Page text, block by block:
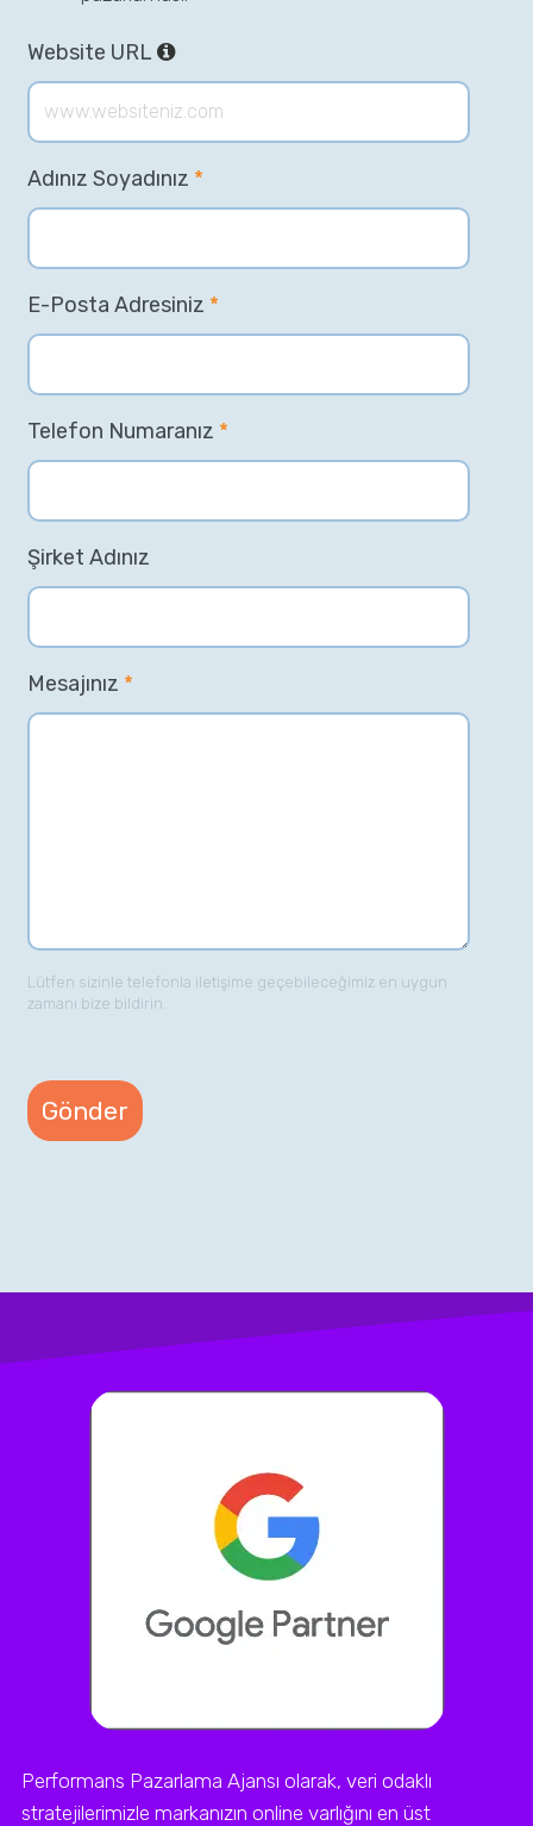
Website URL
Adınız Soyadınız *
E-Posta Adresiniz *
Telefon Numaranız *
Şirket Adınız
Mesajınız *
Lütfen sizinle telefonla iletişime geçebileceğimiz en uygun
zamanı bize bildirin.
Performans Pazarlama Ajansı olarak, veri odaklı
stratejilerimizle markanızın online varlığını en üst